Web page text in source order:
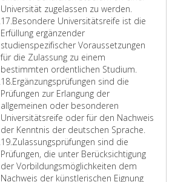
r
f
ü
l
l
e
n
d
i
e
A
n
f
o
r
n
d
e
n
f
r
d
e
u
n
g
e
s
i
n
d
n
i
c
h
t
i
n
S
t
u
i
g
r
ü
n
t
l
e
i
s
c
e
i
a
s
V
h
ä
l
t
n
i
d
e
n
t
s
p
r
i
c
h
t
g
r
u
n
1
6
Universität zugelassen zu werden.
17.Z
i
f
e
r
1
7
Besondere Universitätsreife ist die
Erfüllung ergänzender
studienspezifischer Voraussetzungen
für die Zulassung zu einem
bestimmten ordentlichen Studium.
18.Z
i
f
f
e
r
1
8
Ergänzungsprüfungen sind die
Prüfungen zur Erlangung der
allgemeinen oder besonderen
Universitätsreife oder für den Nachweis
der Kenntnis der deutschen Sprache.
19.Z
i
f
f
Zulassungsprüfungen sind die
Prüfungen, die unter Berücksichtigung
der Vorbildungsmöglichkeiten dem
Nachweis der künstlerischen Eignung